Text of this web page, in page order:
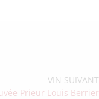
VIN SUIVANT
Prieur Louis Berrier